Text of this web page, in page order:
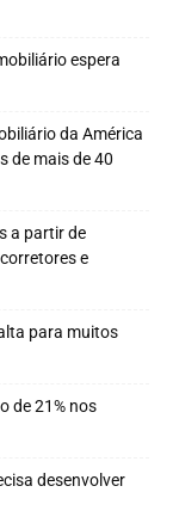
espera
da América
de mais de 40
a partir de
e
para muitos
de 21% nos
desenvolver